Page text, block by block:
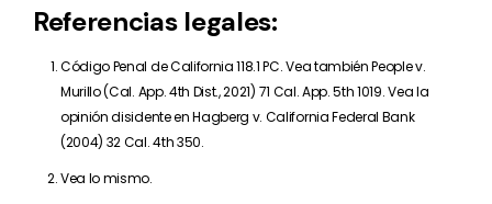
Referencias legales:
Código Penal de California 118.1 PC. Vea también People v.
Murillo (Cal. App. 4th Dist., 2021) 71 Cal. App. 5th 1019. Vea la
opinión disidente en Hagberg v. California Federal Bank
(2004) 32 Cal. 4th 350.
Vea lo mismo.